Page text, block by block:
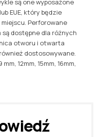
są one wyposażone
EUE, który będzie
Perforowane
są dostępne dla różnych
otworu i otwarta
dostosowywane.
12mm, 15mm, 16mm,